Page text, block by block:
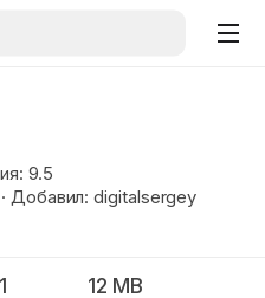
9.5
Добавил: digitalsergey
12 MB